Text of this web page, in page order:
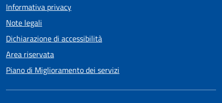
Informativa privacy
Note legali
Dichiarazione di accessibilità
Area riservata
Piano di Miglioramento dei servizi